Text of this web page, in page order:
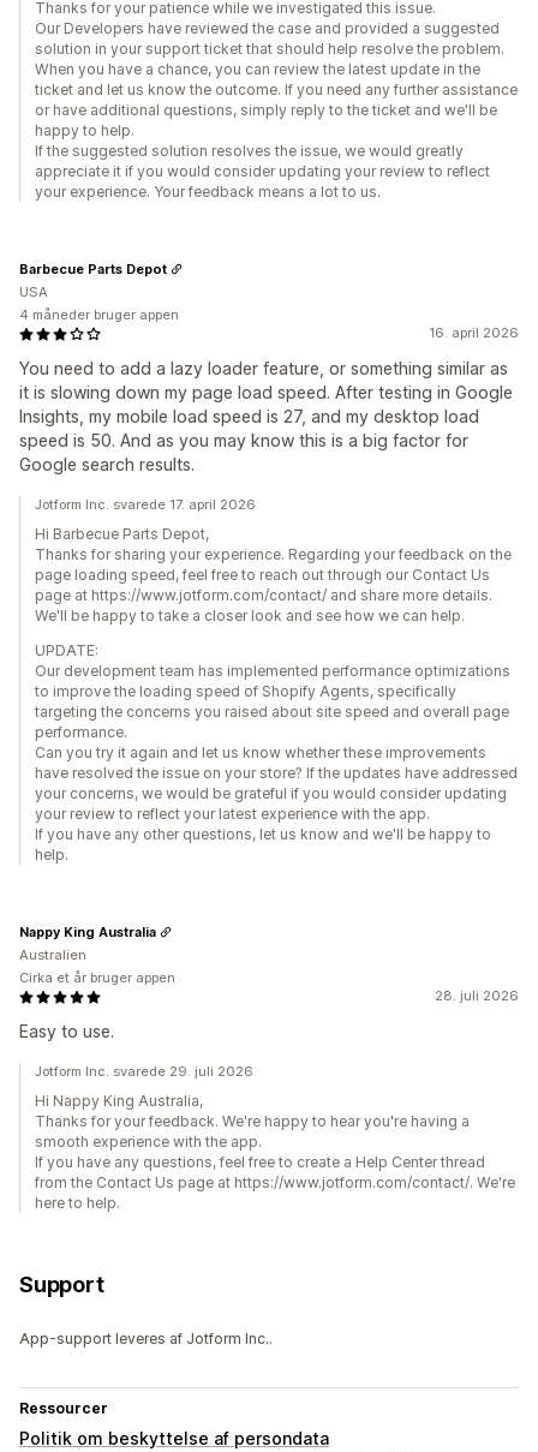
Thanks for your patience while we investigated this issue.
Our Developers have reviewed the case and provided a suggested
solution in your support ticket that should help resolve the problem.
When you have a chance, you can review the latest update in the
ticket and let us know the outcome. If you need any further assistance
or have additional questions, simply reply to the ticket and we'll be
happy to help.
If the suggested solution resolves the issue, we would greatly
appreciate it if you would consider updating your review to reflect
your experience. Your feedback means a lot to us.
16. april 2026
You need to add a lazy loader feature, or something similar as
it is slowing down my page load speed. After testing in Google
Insights, my mobile load speed is 27, and my desktop load
speed is 50. And as you may know this is a big factor for
Google search results.
Barbecue Parts Depot
USA
4 måneder bruger appen
Jotform Inc. svarede 17. april 2026
Hi Barbecue Parts Depot,
Thanks for sharing your experience. Regarding your feedback on the
page loading speed, feel free to reach out through our Contact Us
page at https://www.jotform.com/contact/ and share more details.
We'll be happy to take a closer look and see how we can help.
UPDATE:
Our development team has implemented performance optimizations
to improve the loading speed of Shopify Agents, specifically
targeting the concerns you raised about site speed and overall page
performance.
Can you try it again and let us know whether these improvements
have resolved the issue on your store? If the updates have addressed
your concerns, we would be grateful if you would consider updating
your review to reflect your latest experience with the app.
If you have any other questions, let us know and we'll be happy to
help.
28. juli 2026
Easy to use.
Nappy King Australia
Australien
Cirka et år bruger appen
Jotform Inc. svarede 29. juli 2026
Hi Nappy King Australia,
Thanks for your feedback. We're happy to hear you're having a
smooth experience with the app.
If you have any questions, feel free to create a Help Center thread
from the Contact Us page at https://www.jotform.com/contact/. We're
here to help.
Support
App-support leveres af Jotform Inc..
Ressourcer
Politik om beskyttelse af persondata